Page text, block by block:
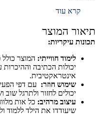
קרא עוד
תיאור המוצר
תכונות עיקריות:
לימוד חווייתי: המוצר
יכולות הכתיבה
אינטראקטיבית.
שימוש חוזר: עם דפי
יכולים לחזור ולתרגל שוב
עיצוב מרהיב: כל אות
שיעודדו את הילד ללמוד